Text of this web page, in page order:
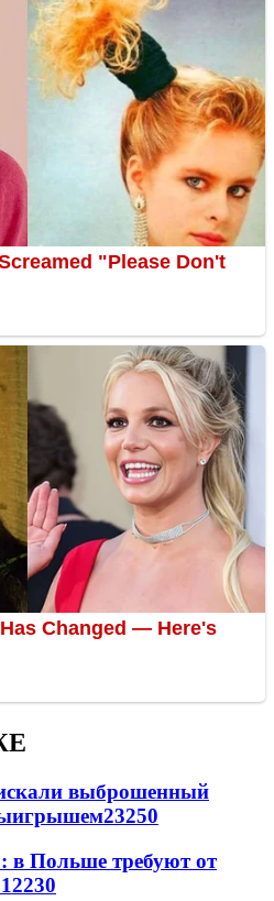
выброшенный
23250
в Польше требуют от
12230